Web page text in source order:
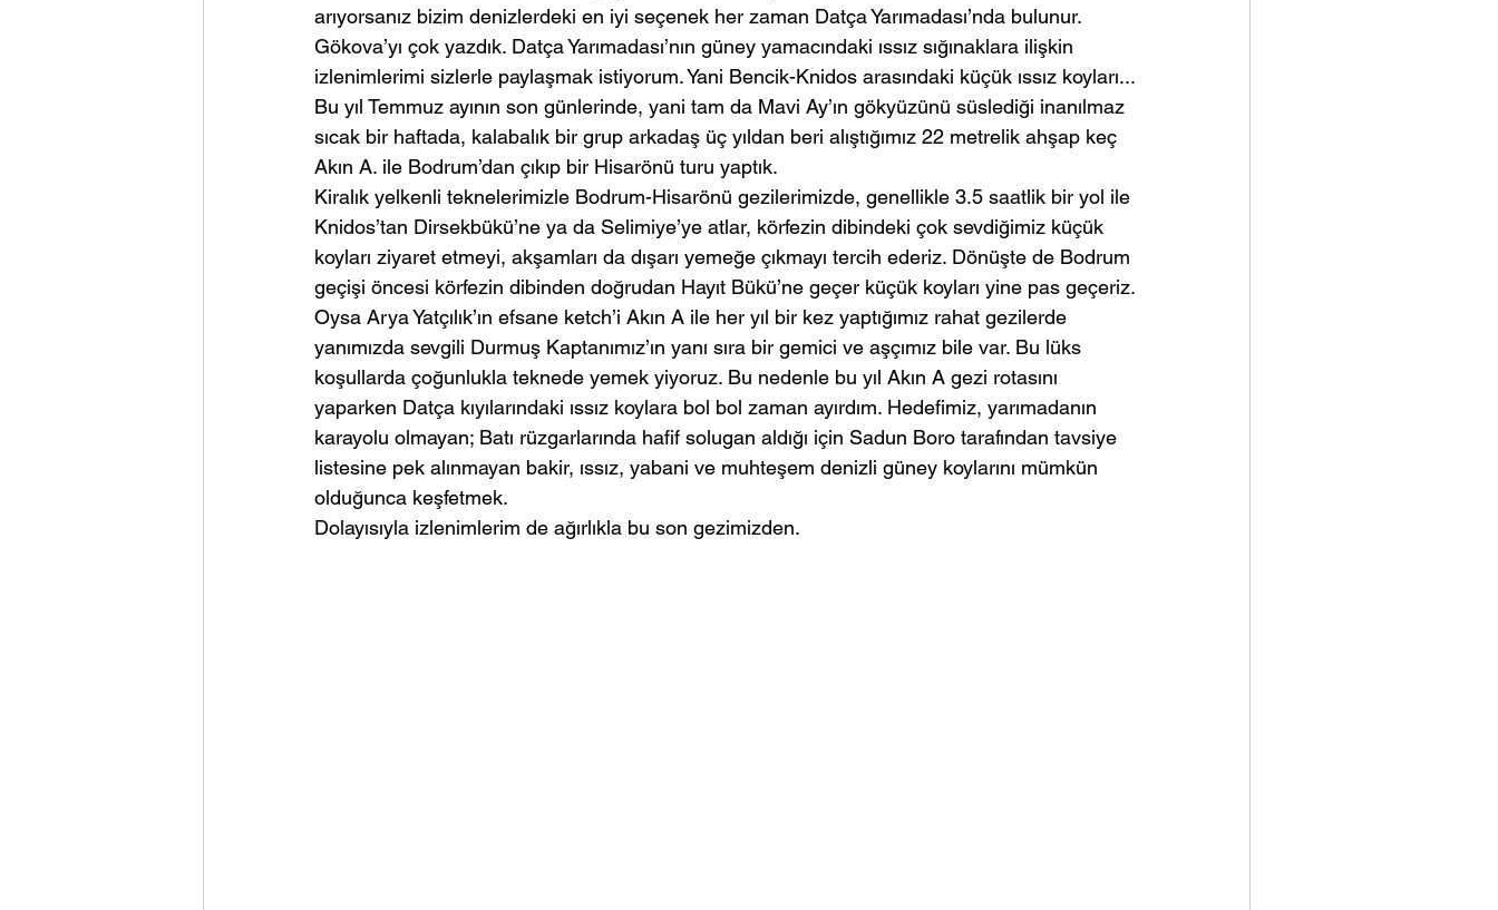
arıyorsanız bizim denizlerdeki en iyi seçenek her zaman Datça Yarımadası’nda bulunur.
Gökova’yı çok yazdık. Datça Yarımadası’nın güney yamacındaki ıssız sığınaklara ilişkin
izlenimlerimi sizlerle paylaşmak istiyorum. Yani Bencik-Knidos arasındaki küçük ıssız koyları...
Bu yıl Temmuz ayının son günlerinde, yani tam da Mavi Ay’ın gökyüzünü süslediği inanılmaz
sıcak bir haftada, kalabalık bir grup arkadaş üç yıldan beri alıştığımız 22 metrelik ahşap keç
Akın A. ile Bodrum’dan çıkıp bir Hisarönü turu yaptık.
Kiralık yelkenli teknelerimizle Bodrum-Hisarönü gezilerimizde, genellikle 3.5 saatlik bir yol ile
Knidos’tan Dirsekbükü’ne ya da Selimiye’ye atlar, körfezin dibindeki çok sevdiğimiz küçük
koyları ziyaret etmeyi, akşamları da dışarı yemeğe çıkmayı tercih ederiz. Dönüşte de Bodrum
geçişi öncesi körfezin dibinden doğrudan Hayıt Bükü’ne geçer küçük koyları yine pas geçeriz.
Oysa Arya Yatçılık’ın efsane ketch’i Akın A ile her yıl bir kez yaptığımız rahat gezilerde
yanımızda sevgili Durmuş Kaptanımız’ın yanı sıra bir gemici ve aşçımız bile var. Bu lüks
koşullarda çoğunlukla teknede yemek yiyoruz. Bu nedenle bu yıl Akın A gezi rotasını
yaparken Datça kıyılarındaki ıssız koylara bol bol zaman ayırdım. Hedefimiz, yarımadanın
karayolu olmayan; Batı rüzgarlarında hafif solugan aldığı için Sadun Boro tarafından tavsiye
listesine pek alınmayan bakir, ıssız, yabani ve muhteşem denizli güney koylarını mümkün
olduğunca keşfetmek.
Dolayısıyla izlenimlerim de ağırlıkla bu son gezimizden.